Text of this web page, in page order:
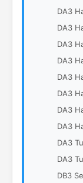
DA3
DA3
DA3
DA3
DA3
DA3
DA3
DA3
DA3
DA3
DB3